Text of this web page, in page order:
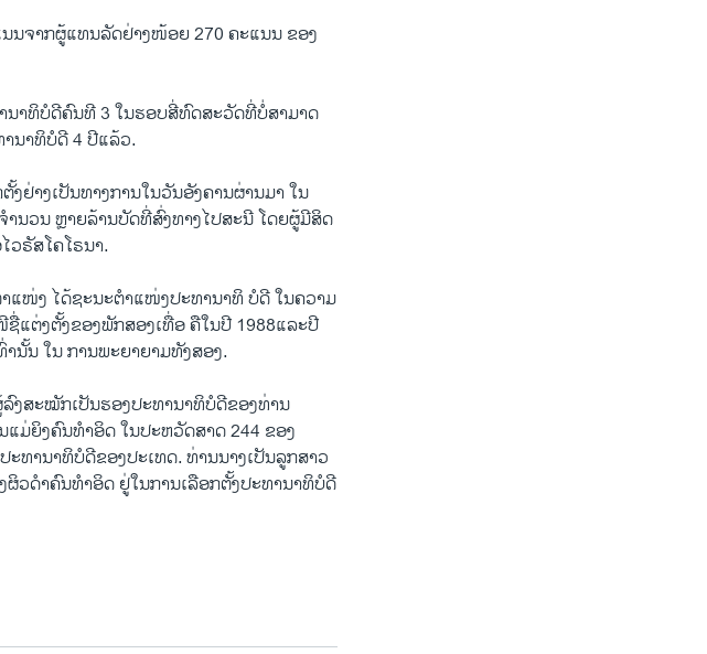
ນຈາກຜູ້ແທນລັດຢ່າງໜ້ອຍ 270 ຄະແນນ ຂອງ
ນາທິບໍດີຄົນທີ 3 ໃນຮອບສີ່ທົດສະວັດທີ່ບໍ່ສາມາດ
ນາທິບໍດີ 4 ປີແລ້ວ.
ຢ່າງເປັນທາງການໃນວັນອັງຄານຜ່ານມາ ໃນ
ນວນ ຫຼາຍລ້ານບັດທີ່ສົ່ງທາງໄປສະນີ ໂດຍຜູ້ມີສິດ
ຣັສໂຄໂຣນາ.
ແໜ່ງ ໄດ້ຊະນະຕຳແໜ່ງປະທານາທິ ບໍດີ ໃນຄວາມ
ແຕ່ງຕັ້ງຂອງພັກສອງເທື່ອ ຄືໃນປີ 1988​ແລະປີ
ນັ້ນ ໃນ ການພະຍາຍາມທັງສອງ.
ງສະໝັກເປັນຮອງປະທານາທິບໍດີຂອງທ່ານ
ມ່ຍິງຄົນທຳອິດ ໃນປະຫວັດສາດ 244 ຂອງ
ທານາທິບໍດີຂອງປະເທດ. ທ່ານນາງເປັນລູກສາວ
ວດຳຄົນທຳອິດ ຢູ່ໃນການເລືອກຕັ້ງປະທານາທິບໍດີ